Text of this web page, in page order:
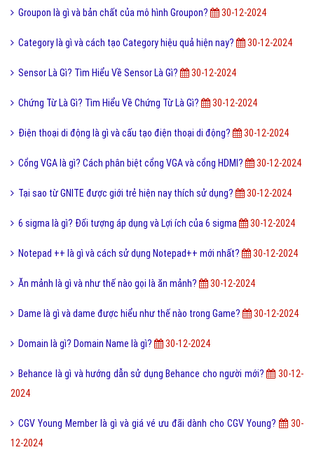
Groupon là gì và bản chất của mô hình Groupon? 30-12-2024
Category là gì và cách tạo Category hiệu quả hiện nay? 30-12-2024
Sensor Là Gì? Tìm Hiểu Về Sensor Là Gì? 30-12-2024
Chứng Từ Là Gì? Tìm Hiểu Về Chứng Từ Là Gì? 30-12-2024
Điện thoại di động là gì và cấu tạo điện thoại di động? 30-12-2024
Cổng VGA là gì? Cách phân biệt cổng VGA và cổng HDMI? 30-12-2024
Tại sao từ GNITE được giới trẻ hiện nay thích sử dụng? 30-12-2024
6 sigma là gì? Đối tượng áp dụng và Lợi ích của 6 sigma 30-12-2024
Notepad ++ là gì và cách sử dụng Notepad++ mới nhất? 30-12-2024
Ăn mảnh là gì và như thế nào gọi là ăn mảnh? 30-12-2024
Dame là gì và dame được hiểu như thế nào trong Game? 30-12-2024
Domain là gì? Domain Name là gì? 30-12-2024
Behance là gì và hướng dẫn sử dụng Behance cho người mới?
30-12-
2024
CGV Young Member là gì và giá vé ưu đãi dành cho CGV Young?
30-
12-2024